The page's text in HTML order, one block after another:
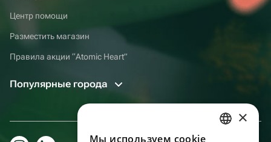
Центр помощи
Разместить магазин
Правила акции “Atomic Heart”
Популярные города
×
Мы используем сookie